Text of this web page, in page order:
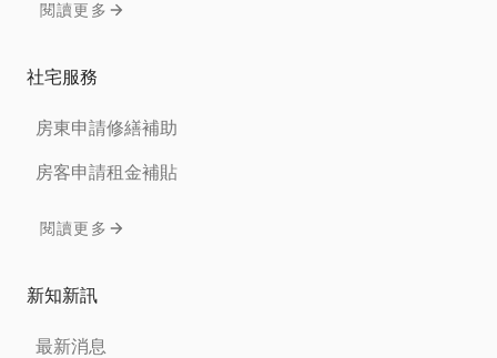
閱讀更多
社宅服務
房東申請修繕補助
房客申請租金補貼
閱讀更多
新知新訊
最新消息